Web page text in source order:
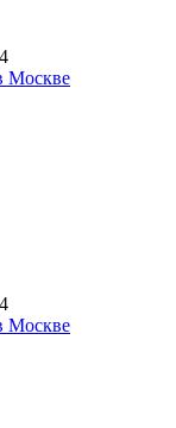
Москве
Москве